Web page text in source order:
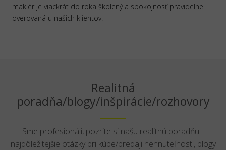
maklér je viackrát do roka školený a spokojnosť pravidelne
overovaná u našich klientov.
Realitná
poradňa/blogy/inšpirácie/rozhovory
Sme profesionáli, pozrite si našu realitnú poradňu -
najdôležitejšie otázky pri kúpe/predaji nehnuteľnosti, blogy